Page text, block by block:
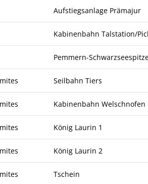
Aufstiegsanlage Prämajur
Kabinenbahn Talstation/
Pemmern-
Seilbahn Tiers
Kabinenbahn Welschnofen
König Laurin 1
König Laurin 2
Tschein